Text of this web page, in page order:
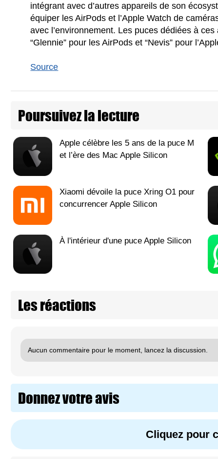
intégrant avec d’autres appareils de son
équiper les AirPods et l’Apple Watch de
avec l’environnement. Les puces dédiées à
“Glennie” pour les AirPods et “Nevis” pour
Source
Poursuivez la lecture
Apple célèbre les 5 ans de la puce M
et l’ère des Mac Apple Silicon
Xiaomi dévoile la puce Xring O1 pour
concurrencer Apple Silicon
À l'intérieur d'une puce Apple Silicon
Les réactions
Aucun commentaire pour le moment, lancez la discussion.
Donnez votre avis
Cliquez pour